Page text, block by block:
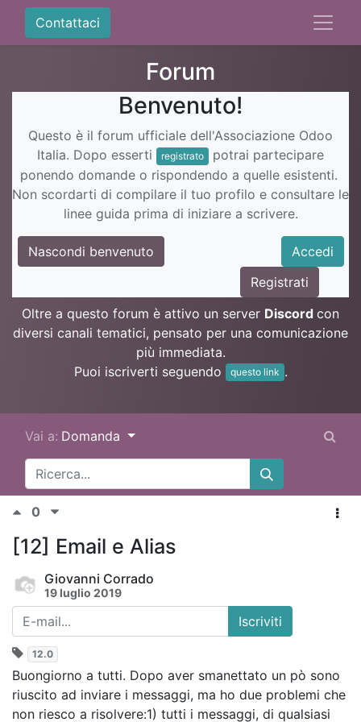
Contattaci
Forum
Benvenuto!
Questo è il forum ufficiale dell'Associazione Odoo
Italia. Dopo esserti
registrato
potrai partecipare
ponendo domande o rispondendo a quelle esistenti.
Non scordarti di compilare il tuo profilo e consultare le
linee guida prima di iniziare a scrivere.
Nascondi benvenuto
Accedi
Registrati
Oltre a questo forum è attivo un server Discord con
diversi canali tematici, pensato per una comunicazione
più immediata.
Puoi iscriverti seguendo
questo link .
Vai a: Domanda
0
[12] Email e Alias
Giovanni Corrado
19 luglio 2019
Iscriviti
12.0
Buongiorno a tutti. Dopo aver smanettato un pò sono
riuscito ad inviare i messaggi, ma ho due problemi che
non riesco a risolvere:1) tutti i messaggi, di qualsiasi